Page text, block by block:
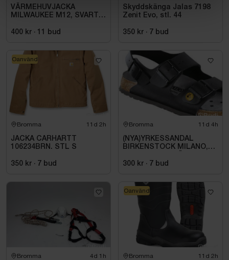
VÄRMEHUVJACKA
MILWAUKEE M12, SVART
400 kr · 11 bud
Skyddskänga Jalas 7198
Zenit Evo, stl. 44
350 kr · 7 bud
Bromma 11d 2h
JACKA CARHARTT
106234BRN. STL S
350 kr · 7 bud
Oanvänd
Bromma 11d 4h
(NYA)YRKESSANDAL
BIRKENSTOCK MILANO,
SVART. STL 42
300 kr · 7 bud
Bromma 4d 1h Bromma 11d 2h
Oanvänd